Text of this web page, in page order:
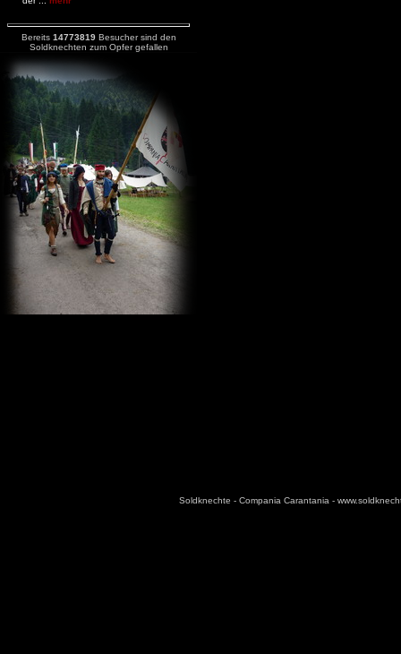
Bereits 14773819Besucher sind den
Soldknechten zum Opfer gefallen
Soldknechte - Compania Carantania -